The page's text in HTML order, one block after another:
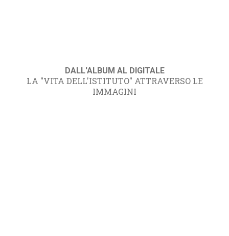
DALL'ALBUM AL DIGITALE
LA "VITA DELL'ISTITUTO" ATTRAVERSO LE
IMMAGINI